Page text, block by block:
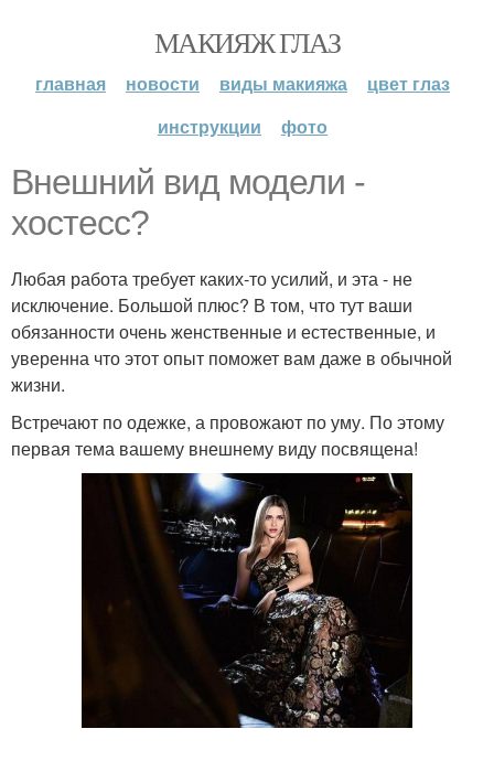
МАКИЯЖ ГЛАЗ
главная новости виды макияжа
цвет глаз
инструкции
фото
Внешний вид модели -
хостесс?
Любая работа требует каких-то усилий, и эта - не
исключение. Большой плюс? В том, что тут ваши
обязанности очень женственные и естественные, и
уверенна что этот опыт поможет вам даже в обычной
жизни.
Встречают по одежке, а провожают по уму. По этому
первая тема вашему внешнему виду посвящена!